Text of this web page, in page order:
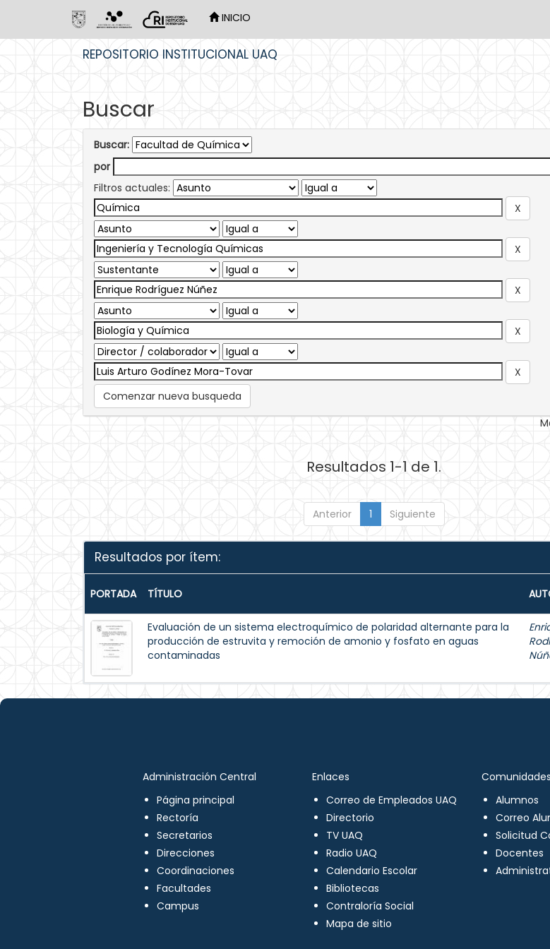
INICIO
REPOSITORIO INSTITUCIONAL UAQ
Buscar
Buscar:
por
Filtros actuales:
Comenzar nueva busqueda
Resultados 1-1 de 1.
Anterior 1 Siguiente
Resultados por ítem:
PORTADA TÍTULO
Evaluación de un sistema electroquímico de polaridad alternante para la
producción de estruvita y remoción de amonio y fosfato en aguas
contaminadas
Administración Central
Página principal
Rectoría
Secretarios
Direcciones
Coordinaciones
Facultades
Campus
Enlaces
Correo de Empleados UAQ
Directorio
TV UAQ
Radio UAQ
Calendario Escolar
Bibliotecas
Contraloría Social
Mapa de sitio
Comunidades
Alumnos
Correo
Solicitud
Docentes